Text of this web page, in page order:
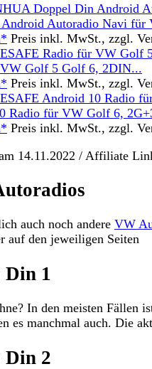
Autoradio Navi für
Preis inkl. MwSt., zzgl.
Golf 5 Golf 6, 2DIN...
Preis inkl. MwSt., zzgl.
Radio für VW Golf 6,
Preis inkl. MwSt., zzgl.
14.11.2022 / Affiliate
auch noch andere VW
auf den jeweiligen Seiten
1
In den meisten Fällen
es manchmal auch. Die
Din 2